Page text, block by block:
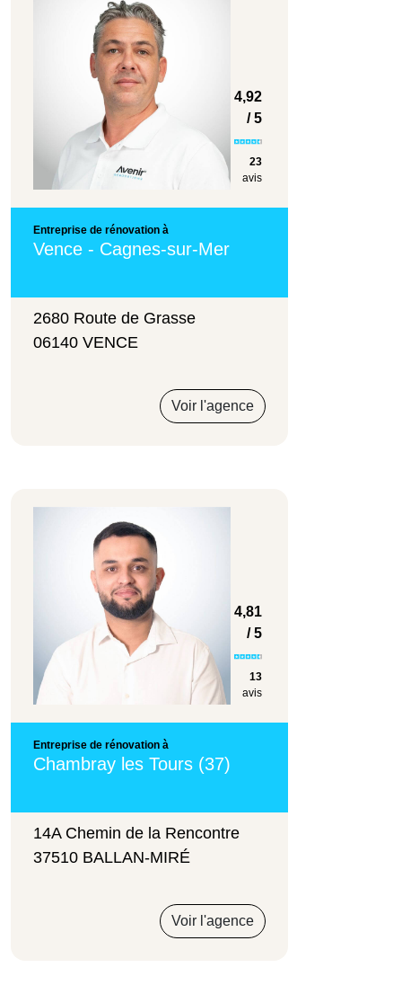
4,92
/ 5
23
avis
Entreprise de rénovation à
Vence - Cagnes-sur-Mer
2680 Route de Grasse
06140 VENCE
Voir l'agence
4,81
/ 5
13
avis
Entreprise de rénovation à
Chambray les Tours (37)
14A Chemin de la Rencontre
37510 BALLAN-MIRÉ
Voir l'agence